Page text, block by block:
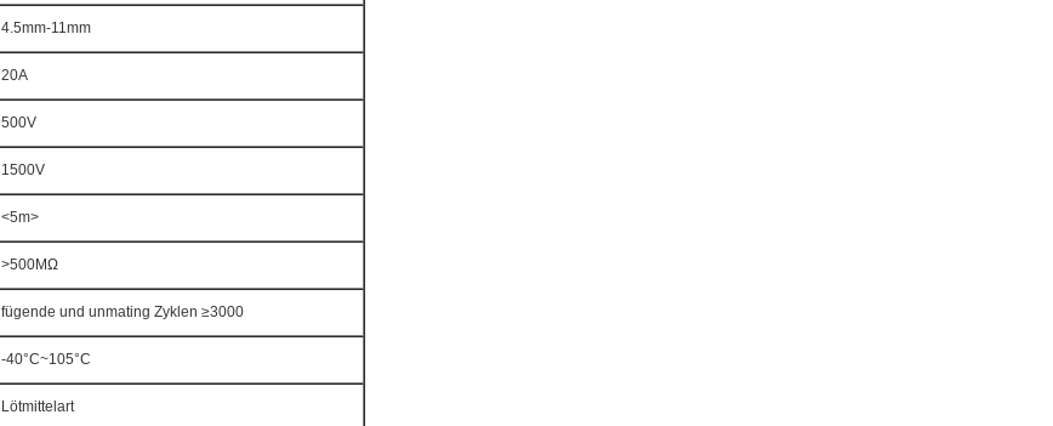
4.5mm-11mm
20A
500V
1500V
<5m>
>500MΩ
fügende und unmating Zyklen ≥3000
-40°C~105°C
Lötmittelart